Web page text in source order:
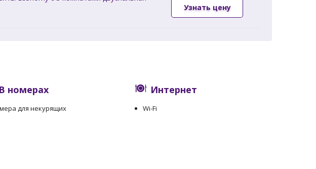
Узнать цену
В номерах
для некурящих
Интернет
Wi-Fi